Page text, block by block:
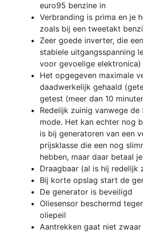
euro95 benzine in
Verbranding is prima en je
zoals bij een tweetakt
Zeer goede inverter, die
stabiele uitgangsspanning
voor gevoelige elektronica)
Het opgegeven maximale
daadwerkelijk gehaald
getest (meer dan 10
Redelijk zuinig vanwege
mode. Het kan echter nog
is bij generatoren van een
prijsklasse die een nog
hebben, maar daar betaal
Draagbaar (al is hij redelijk
Bij korte opslag start de
De generator is beveiligd
Oliesensor beschermd
oliepeil
Aantrekken gaat niet zwaar